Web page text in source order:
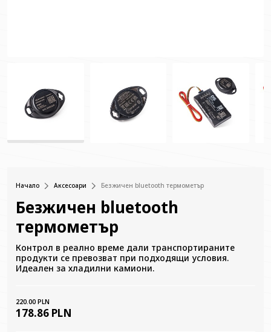
Начало Аксесоари Безжичен bluetooth термометър
Безжичен bluetooth
термометър
Контрол в реално време дали транспортираните
продукти се превозват при подходящи условия.
Идеален за хладилни камиони.
220.00 PLN
178.86 PLN